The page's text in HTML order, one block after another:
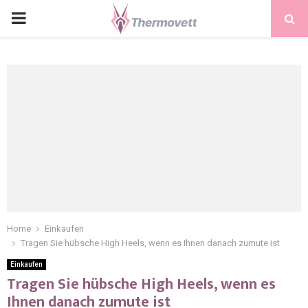
PRIMARY
Home
Einkaufen
Tragen Sie hübsche High Heels, wenn es Ihnen danach zumute ist
Einkaufen
Tragen Sie hübsche High Heels, wenn es
Ihnen danach zumute ist